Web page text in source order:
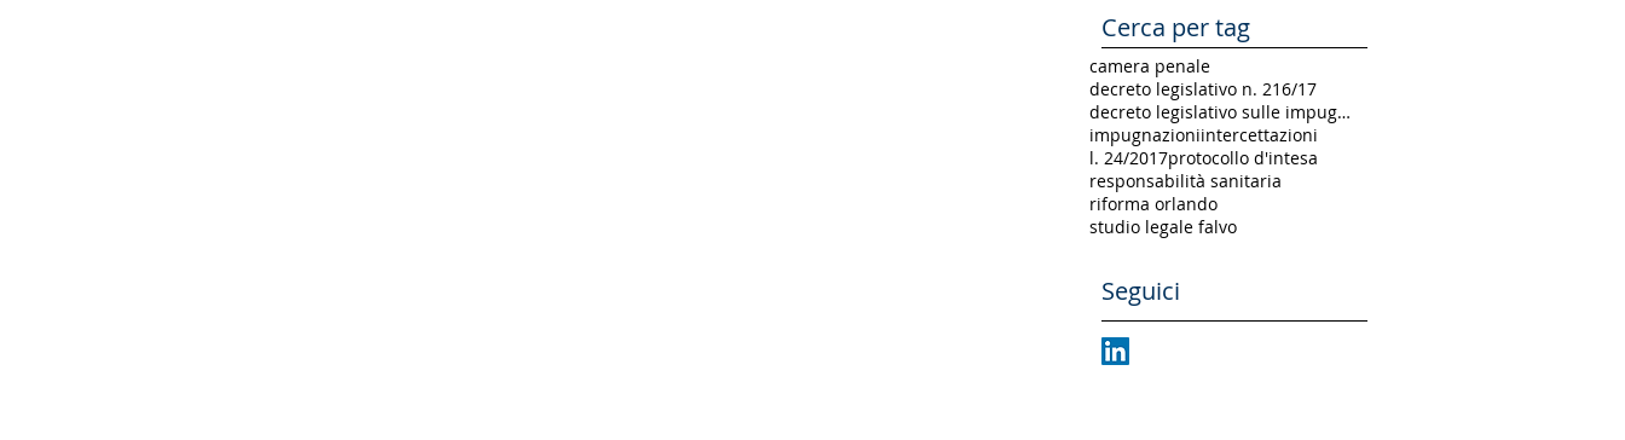
Cerca per tag
camera penale
decreto legislativo n. 216/17
decreto legislativo sulle impugnazioni
impugnazioniintercettazioni
l. 24/2017protocollo d'intesa
responsabilità sanitaria
riforma orlando
studio legale falvo
Seguici